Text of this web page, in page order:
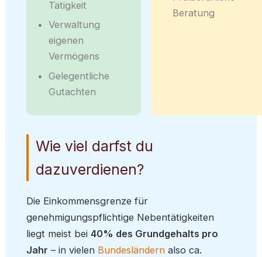
Tätigkeit
Verwaltung
eigenen
Vermögens
Gelegentliche
Gutachten
Beratung
Wie viel darfst du
dazuverdienen?
Die Einkommensgrenze für
genehmigungspflichtige Nebentätigkeiten
liegt meist bei40% des Grundgehalts pro
Jahr – in vielen Bundesländern also ca.